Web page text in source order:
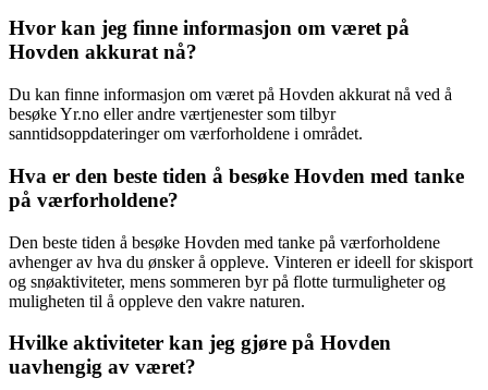
Hvor kan jeg finne informasjon om været på
Hovden akkurat nå?
Du kan finne informasjon om været på Hovden akkurat nå ved å
besøke Yr.no eller andre værtjenester som tilbyr
sanntidsoppdateringer om værforholdene i området.
Hva er den beste tiden å besøke Hovden med tanke
på værforholdene?
Den beste tiden å besøke Hovden med tanke på værforholdene
avhenger av hva du ønsker å oppleve. Vinteren er ideell for skisport
og snøaktiviteter, mens sommeren byr på flotte turmuligheter og
muligheten til å oppleve den vakre naturen.
Hvilke aktiviteter kan jeg gjøre på Hovden
uavhengig av været?